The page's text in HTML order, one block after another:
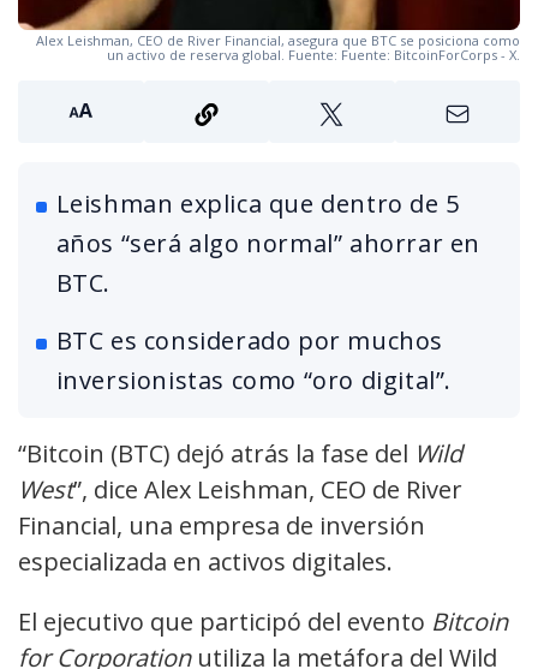
Alex Leishman, CEO de River Financial, asegura que BTC se posiciona como
un activo de reserva global. Fuente: Fuente: BitcoinForCorps - X.
Leishman explica que dentro de 5
años “será algo normal” ahorrar en
BTC.
BTC es considerado por muchos
inversionistas como “oro digital”.
“Bitcoin (BTC) dejó atrás la fase del Wild
West”, dice Alex Leishman, CEO de River
Financial, una empresa de inversión
especializada en activos digitales.
El ejecutivo que participó del evento Bitcoin
for Corporationutiliza la metáfora del Wild